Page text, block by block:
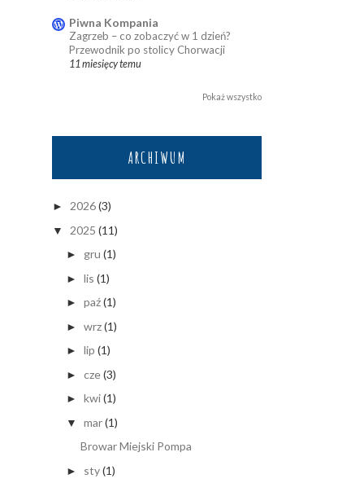
Piwna Kompania
Zagrzeb – co zobaczyć w 1 dzień?
Przewodnik po stolicy Chorwacji
11 miesięcy temu
Pokaż wszystko
ARCHIWUM
► 2026(3)
▼ 2025 (11)
► gru (1)
► lis (1)
► paź(1)
► wrz(1)
► lip (1)
► cze(3)
► kwi(1)
▼ mar(1)
Browar Miejski Pompa
► sty(1)